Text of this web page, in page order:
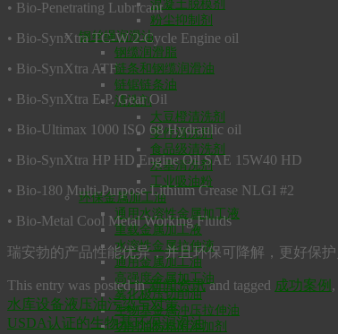
混凝土脱模剂
粉尘抑制剂
钢丝绳润滑油
钢缆润滑脂
链条和钢缆润滑油
链锯链条油
清洗剂
大豆橙清洗剂
零件清洗剂
食品级清洗剂
水基清洗剂
工业吸油粉
环保金属加工油
通用水溶性金属加工液
重载金属加工液
水溶性金属拉伸液
通用金属加工油
高强度金属加工油
雾化极压切削油
生物基金属冲压拉伸油
切削油防粘附添加剂
• Bio-Penetrating Lubricant
• Bio-SynXtra TC-W 2-Cycle Engine oil
• Bio-SynXtra ATF
• Bio-SynXtra E.P. Gear Oil
• Bio-Ultimax 1000 ISO 68 Hydraulic oil
• Bio-SynXtra HP HD Engine Oil SAE 15W40 HD
• Bio-180 Multi-Purpose Lithium Grease NLGI #2
• Bio-Metal Cool Metal Working Fluids
瑞安勃的产品性能优异，并且环保可降解，更好保
This entry was posted in新闻资讯and tagged 成功案例 ,
水库设备液压油污染与对策
USDA认证的生物基环保润滑油